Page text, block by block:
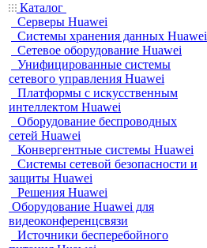
Каталог
Серверы Huawei
Системы хранения данных Huawei
Сетевое оборудование Huawei
Унифицированные системы
сетевого управления Huawei
Платформы с искусственным
интеллектом Huawei
Оборудование беспроводных
сетей Huawei
Конвергентные системы Huawei
Системы сетевой безопасности и
защиты Huawei
Решения Huawei
Оборудование Huawei для
видеоконференцсвязи
Источники бесперебойного